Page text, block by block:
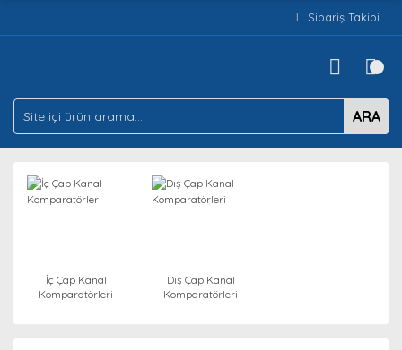
Sipariş Takibi
ARA
İç Çap Kanal
Komparatörleri
Dış Çap Kanal
Komparatörleri